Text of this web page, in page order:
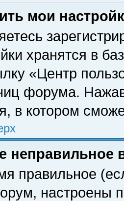
мои
хранятся в
«Центр
форума.
в котором
неправильное
правильное
настроены